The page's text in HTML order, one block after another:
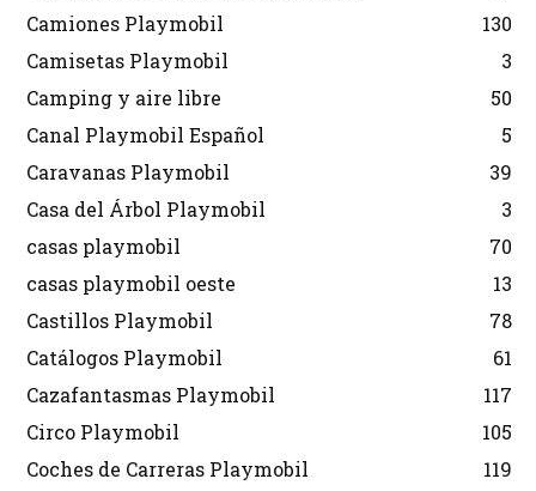
Camiones Playmobil
130
Camisetas Playmobil
3
Camping y aire libre
50
Canal Playmobil Español
5
Caravanas Playmobil
39
Casa del Árbol Playmobil
3
casas playmobil
70
casas playmobil oeste
13
Castillos Playmobil
78
Catálogos Playmobil
61
Cazafantasmas Playmobil
117
Circo Playmobil
105
Coches de Carreras Playmobil
119